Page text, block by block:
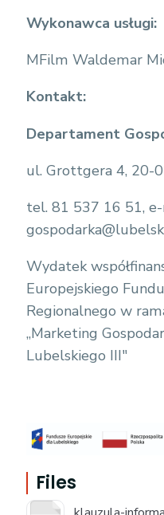
Wykonawca usługi:
MFilm Waldemar
Kontakt:
Departament
ul. Grottgera 4, 20-
tel. 81 537 16 51,
Wydatek
Europejskiego
Regionalnego w
„Marketing
Lubelskiego III"
Files